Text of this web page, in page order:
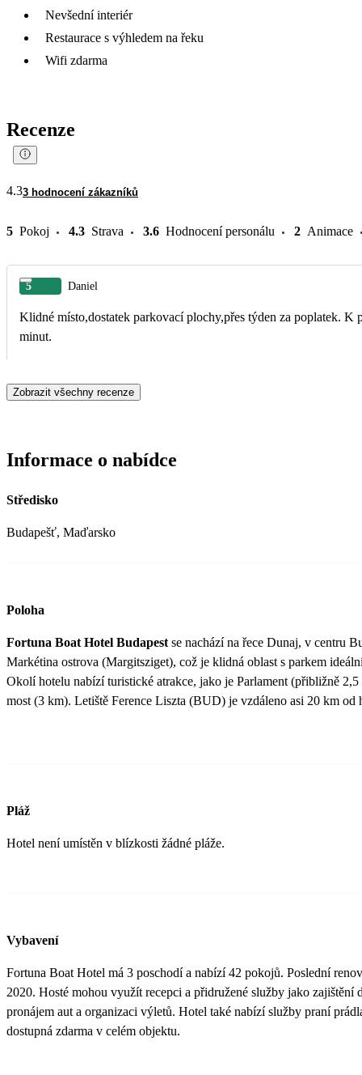
Nevšední interiér
Restaurace s výhledem na řeku
Wifi zdarma
Recenze
4.33 hodnocení zákazníků
5 Pokoj 4.3 Strava 3.6 Hodnocení personálu 2 Animace
5 Daniel
Klidné místo,dostatek parkovací plochy,přes týden za poplatek. K
minut.
Zobrazit všechny recenze
Informace o nabídce
Středisko
Budapešť, Maďarsko
Poloha
Fortuna Boat Hotel Budapest se nachází na řece Dunaj, v centru
Markétina ostrova (Margitsziget), což je klidná oblast s parkem
Okolí hotelu nabízí turistické atrakce, jako je Parlament (přibližně
most (3 km). Letiště Ference Liszta (BUD) je vzdáleno asi 20 km od
Pláž
Hotel není umístěn v blízkosti žádné pláže.
Vybavení
Fortuna Boat Hotel má 3 poschodí a nabízí 42 pokojů. Poslední
2020. Hosté mohou využít recepci a přidružené služby jako zajištění
pronájem aut a organizaci výletů. Hotel také nabízí služby praní
dostupná zdarma v celém objektu.